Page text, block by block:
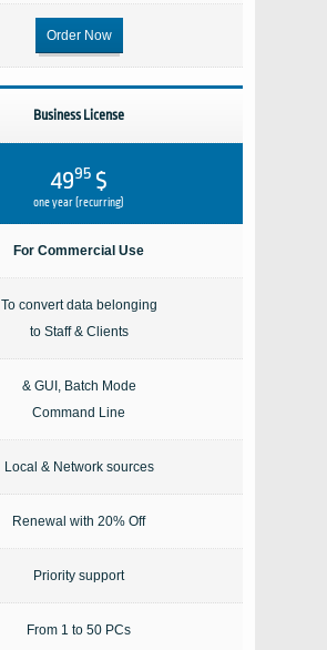
Order Now
Business License
$ 49
95
one year (recurring)
For Commercial Use
To convert data belonging
to Staff & Clients
GUI, Batch Mode &
Command Line
Local & Network sources
Renewal with 20% Off
Priority support
From 1 to 50 PCs